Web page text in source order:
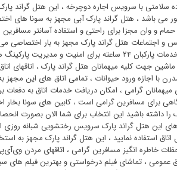
سلامتی با سرویس اجاره دوچرخه ، این هتل گراند
هتل گراند پارک مجهز به ۶ دستگاه آسانسور می باشد ، هتل گراند پارک آبی
و وان مجزا برای راحتی و استفاده آسانتر
و اجتماعات هتل گراند پارک مجهز به بار اختصاصی
مجهز به کافی شاپ ، تحویل روزنامه روزانه به مهمانان گرامی ، خدمات پارکبان
جهت کلیه میهمانان هتل گراند پارک ، اتاقهای
اجازه ورود حیوانات ، تمامی اتاق های این مجهز
گرامی ، امکان دریافت خدمات اتاق به دفعات
برای مسافرین گرامی است ، کابین های سونا
را داشته باشید این انتخاب برای شما الان بصورت
این هتل گراند پارک سرویس رختشویی شبانه روزی
استفاده نمایید ، این هتل گراند پارک مجهز به
خاطره انگیز مسافرین گرامی ، اتاقهای مردن
، تماشای فیلم درخواستی و بهترین فیلم های